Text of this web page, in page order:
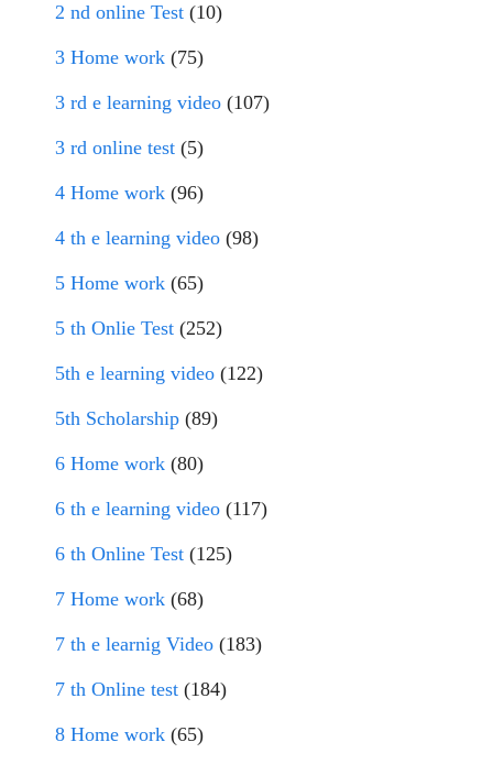
2 nd online Test (10)
3 Home work (75)
3 rd e learning video (107)
3 rd online test (5)
4 Home work (96)
4 th e learning video (98)
5 Home work (65)
5 th Onlie Test (252)
5th e learning video (122)
5th Scholarship (89)
6 Home work (80)
6 th e learning video (117)
6 th Online Test (125)
7 Home work (68)
7 th e learnig Video (183)
7 th Online test (184)
8 Home work (65)